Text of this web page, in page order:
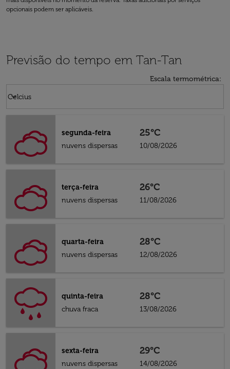
opcionais podem ser aplicáveis.
Previsão do tempo em Tan-Tan
Escala termométrica:
Celcius
keyboard_arrow_down
segunda-feira
nuvens dispersas
25°C
10/08/2026
terça-feira
nuvens dispersas
26°C
11/08/2026
quarta-feira
nuvens dispersas
28°C
12/08/2026
quinta-feira
chuva fraca
28°C
13/08/2026
sexta-feira
nuvens dispersas
29°C
14/08/2026